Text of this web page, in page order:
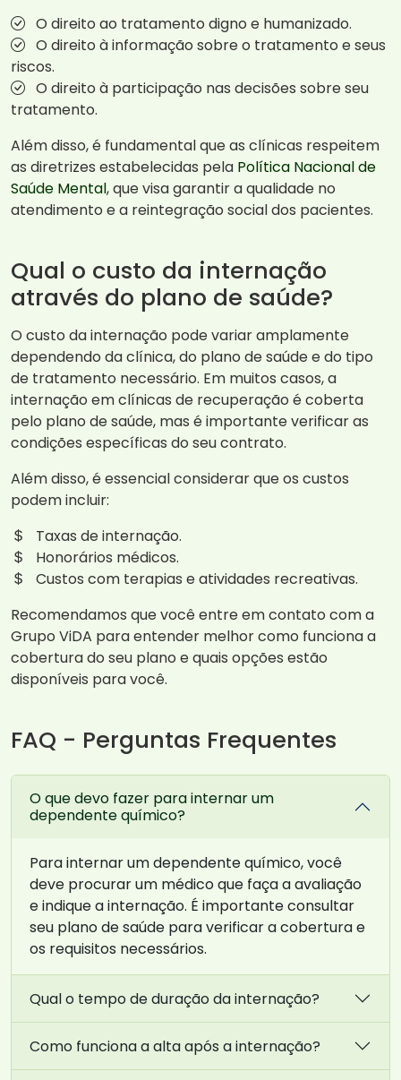
O direito ao tratamento digno e humanizado.
O direito à informação sobre o tratamento e seus
riscos.
O direito à participação nas decisões sobre seu
tratamento.
Além disso, é fundamental que as clínicas respeitem
as diretrizes estabelecidas pela Política Nacional de
Saúde Mental, que visa garantir a qualidade no
atendimento e a reintegração social dos pacientes.
Qual o custo da internação
através do plano de saúde?
O custo da internação pode variar amplamente
dependendo da clínica, do plano de saúde e do tipo
de tratamento necessário. Em muitos casos, a
internação em clínicas de recuperação é coberta
pelo plano de saúde, mas é importante verificar as
condições específicas do seu contrato.
Além disso, é essencial considerar que os custos
podem incluir:
Taxas de internação.
Honorários médicos.
Custos com terapias e atividades recreativas.
Recomendamos que você entre em contato com a
Grupo ViDA para entender melhor como funciona a
cobertura do seu plano e quais opções estão
disponíveis para você.
FAQ - Perguntas Frequentes
O que devo fazer para internar um
dependente químico?
Para internar um dependente químico, você
deve procurar um médico que faça a avaliação
e indique a internação. É importante consultar
seu plano de saúde para verificar a cobertura e
os requisitos necessários.
Qual o tempo de duração da internação?
Como funciona a alta após a internação?